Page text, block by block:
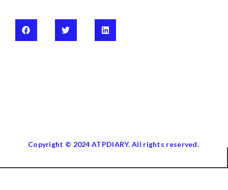
Copyright © 2024 ATPDIARY. All rights reserved.